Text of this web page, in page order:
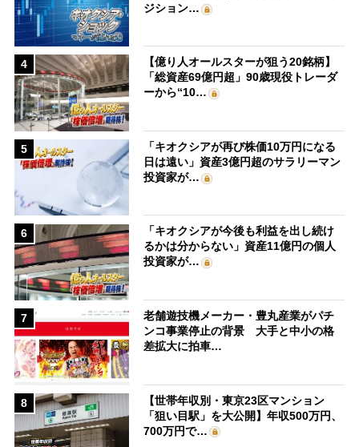
ジション…
4
【億り人オールスターが狙う20銘柄】
「総資産69億円超」90歳現役トレーダ
ーから“10…
5
「キオクシアが再び株価10万円になる
日は遠い」資産3億円超のサラリーマン
投資家が…
6
「キオクシアが今後も利益を出し続け
るかは分からない」資産11億円の個人
投資家が…
7
老舗遊技機メーカー・豊丸産業がパチ
ンコ事業停止の背景 大手と中小の格
差拡大に拍車…
8
【世帯年収別・東京23区マンション
「狙い目駅」を大公開】年収500万円、
700万円で…